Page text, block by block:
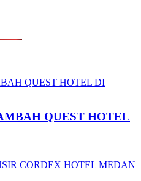
QUEST HOTEL